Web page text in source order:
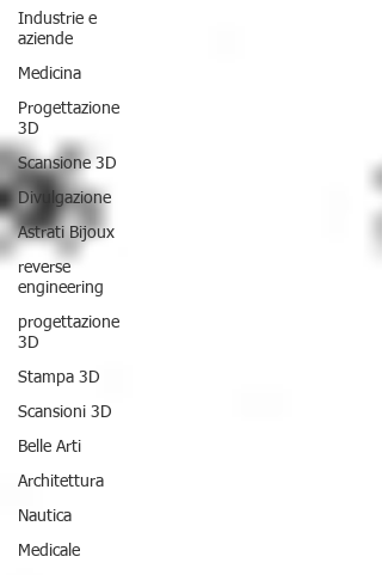
Industrie e
aziende
Medicina
Progettazione
3D
Scansione 3D
Divulgazione
Astrati Bijoux
reverse
engineering
progettazione
3D
Stampa 3D
Scansioni 3D
Belle Arti
Architettura
Nautica
Medicale